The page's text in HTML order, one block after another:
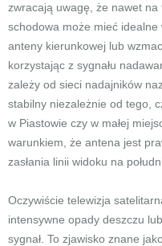
zwracają uwagę, że nawet
schodowa może mieć
anteny kierunkowej lub
korzystając z sygnału
zależy od sieci nadajników
stabilny niezależnie od tego,
w Piastowie czy w małej
warunkiem, że antena jest
zasłania linii widoku na
Oczywiście telewizja
intensywne opady deszczu
sygnał. To zjawisko znane